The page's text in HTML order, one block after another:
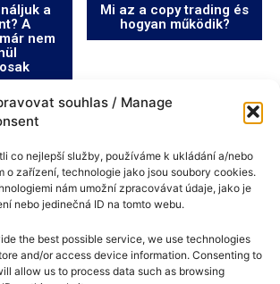
souhlas / Manage
co nejlepší služby, používáme k ukládání a/nebo
o zařízení, technologie jako jsou soubory cookies.
nám umožní zpracovávat údaje, jako je
nebo jedinečná ID na tomto webu.
the best possible service, we use technologies
and/or access device information. Consenting to
allow us to process data such as browsing
a
A
nem
Mi az a copy trading és
hogyan működik?